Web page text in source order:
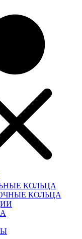
КОЛЬЦА
КОЛЬЦА